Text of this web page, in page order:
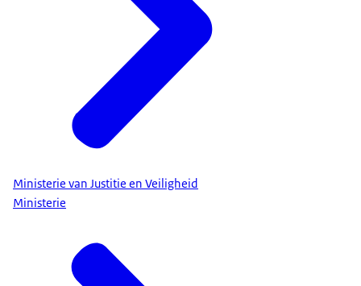
Ministerie van Justitie en Veiligheid
Ministerie